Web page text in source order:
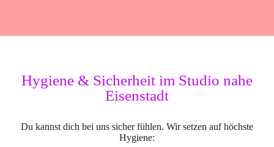
Hygiene & Sicherheit im Studio nahe
Eisenstadt
Du kannst dich bei uns sicher fühlen. Wir setzen auf höchste
Hygiene: